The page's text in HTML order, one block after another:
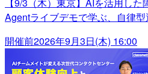
Agentライブデモで学ぶ、自律
開催前2026年9月3日(木) 16:00